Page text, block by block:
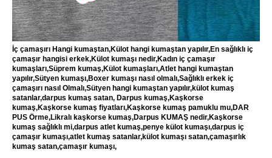
İç çamaşırı Hangi kumaştan,Külot hangi kumaştan yapılır,En sağlıklı iç
çamaşır hangisi erkek,Külot kumaşı nedir,Kadın iç çamaşır
kumaşları,Süprem kumaş,Külot kumaşları,Atlet hangi kumaştan
yapılır,Sütyen kumaşı,Boxer kumaşı nasıl olmalı,Sağlıklı erkek iç
çamaşırı nasıl Olmalı,Sütyen hangi kumaştan yapılır,külot kumaş
satanlar,darpus kumaş satan, Darpus kumaş,Kaşkorse
kumaş,Kaşkorse kumaş fiyatları,Kaşkorse kumaş pamuklu mu,DAR
PUS Örme,Likralı kaşkorse kumaş,Darpus KUMAŞ nedir,Kaşkorse
kumaş sağlıklı mi,darpus atlet kumaş,penye külot kumaşı,darpus iç
çamaşır kumaşı,atlet kumaş satanlar,külot kumaşı satan,çamaşırlık
kumaş satan,çamaşır kumaşı,